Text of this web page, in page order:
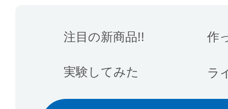
注目の新商品!! 作
実験してみた ラ